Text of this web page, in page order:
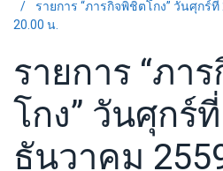
รายการ “ภารกิจพิชิตโกง” วันศุกร์
20.00 น.
รายการ “ภา
โกง” วันศุกร์
ธันวาคม